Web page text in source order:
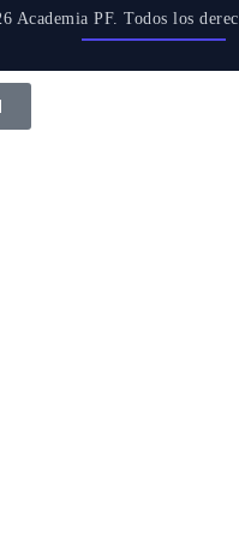
Academia PF. Todos los